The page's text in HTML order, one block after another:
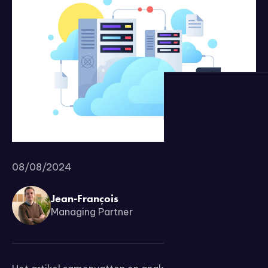
08/08/2024
Jean-François
Managing Partner